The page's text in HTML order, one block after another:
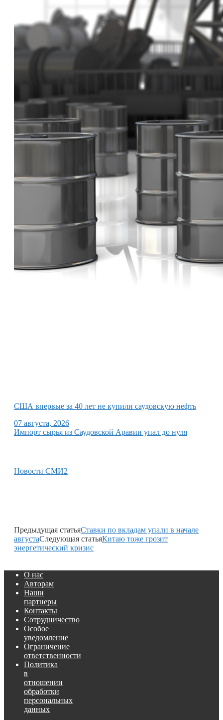
США впервые за 40 лет не купили саудовскую нефть
07 августа, 2026
Импорт сырья из Саудовской Аравии упал до нуля
Новости СМИ2
Предыдущая статьяСтавки по вкладам упали в начале
августаСледующая статьяКитаю тоже грозит
энергетический кризис
О нас
Авторам
Наши
партнеры
Контакты
Сотрудничество
Особое
уведомление
Ограничение
ответственности
Политика
в
отношении
обработки
персональных
данных